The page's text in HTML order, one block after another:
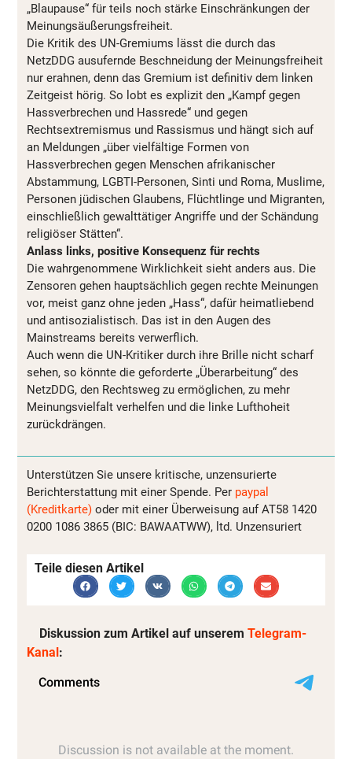
„Blaupause“ für teils noch stärke Einschränkungen der
Meinungsäußerungsfreiheit.
Die Kritik des UN-Gremiums lässt die durch das
NetzDDG ausufernde Beschneidung der Meinungsfreiheit
nur erahnen, denn das Gremium ist definitiv dem linken
Zeitgeist hörig. So lobt es explizit den „Kampf gegen
Hassverbrechen und Hassrede“ und gegen
Rechtsextremismus und Rassismus und hängt sich auf
an Meldungen „über vielfältige Formen von
Hassverbrechen gegen Menschen afrikanischer
Abstammung, LGBTI-Personen, Sinti und Roma, Muslime,
Personen jüdischen Glaubens, Flüchtlinge und Migranten,
einschließlich gewalttätiger Angriffe und der Schändung
religiöser Stätten“.
Anlass links, positive Konsequenz für rechts
Die wahrgenommene Wirklichkeit sieht anders aus. Die
Zensoren gehen hauptsächlich gegen rechte Meinungen
vor, meist ganz ohne jeden „Hass“, dafür heimatliebend
und antisozialistisch. Das ist in den Augen des
Mainstreams bereits verwerflich.
Auch wenn die UN-Kritiker durch ihre Brille nicht scharf
sehen, so könnte die geforderte „Überarbeitung“ des
NetzDDG, den Rechtsweg zu ermöglichen, zu mehr
Meinungsvielfalt verhelfen und die linke Lufthoheit
zurückdrängen.
Unterstützen Sie unsere kritische, unzensurierte
Berichterstattung mit einer Spende. Per paypal
(Kreditkarte) oder mit einer Überweisung auf AT58 1420
0200 1086 3865 (BIC: BAWAATWW), ltd. Unzensuriert
Teile diesen Artikel
Diskussion zum Artikel auf unserem Telegram-
Kanal: